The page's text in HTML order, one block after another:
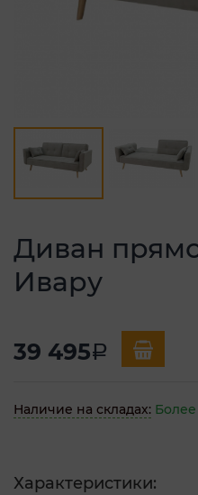
Диван
Ивару
39 495a
Наличие на складах: Более
Характеристики: